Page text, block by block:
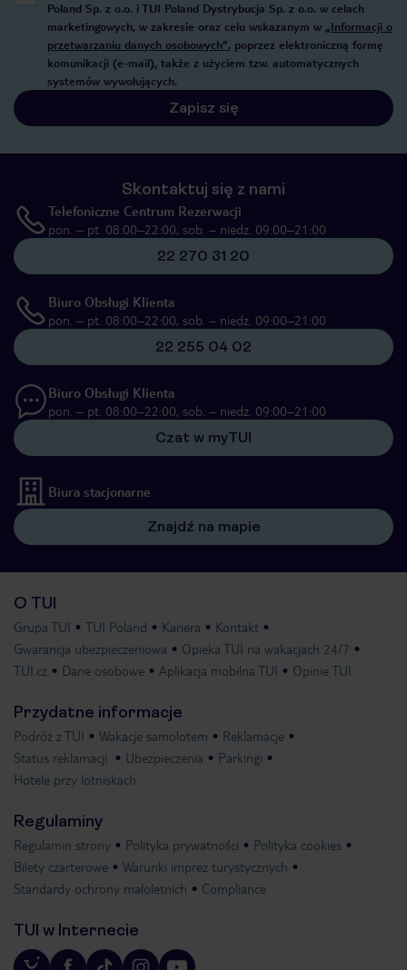
Poland Sp. z o.o. i TUI Poland Dystrybucja Sp. z o.o. w celach
marketingowych, w zakresie oraz celu wskazanym w „Informacji o
przetwarzaniu danych osobowych”, poprzez elektroniczną formę
komunikacji (e-mail), także z użyciem tzw. automatycznych
systemów wywołujących.
Zapisz się
Skontaktuj się z nami
Telefoniczne Centrum Rezerwacji
pon. – pt. 08:00–22:00, sob. – niedz. 09:00–21:00
22 270 31 20
Biuro Obsługi Klienta
pon. – pt. 08:00–22:00, sob. – niedz. 09:00–21:00
22 255 04 02
Biuro Obsługi Klienta
pon. – pt. 08:00–22:00, sob. – niedz. 09:00–21:00
Czat w myTUI
Biura stacjonarne
Znajdź na mapie
O TUI
Grupa TUI TUI Poland Kariera
Kontakt
Gwarancja ubezpieczeniowa
Opieka TUI na wakacjach 24/7
TUI.cz
Dane osobowe Aplikacja mobilna TUI Opinie TUI
Przydatne informacje
Podróż z TUI Wakacje samolotem
Reklamacje
Status reklamacji
Ubezpieczenia
Parkingi
Hotele przy lotniskach
Regulaminy
Regulamin strony Polityka prywatności
Polityka cookies
Bilety czarterowe
Warunki imprez turystycznych
Standardy ochrony małoletnich
Compliance
TUI w Internecie